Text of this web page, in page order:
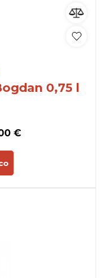
0,75 l
€